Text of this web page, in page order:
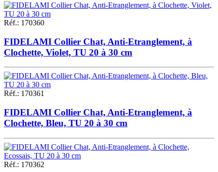
Réf.: 170360
FIDELAMI Collier Chat, Anti-Etranglement, à
Clochette, Violet, TU 20 à 30 cm
Réf.: 170361
FIDELAMI Collier Chat, Anti-Etranglement, à
Clochette, Bleu, TU 20 à 30 cm
Réf.: 170362